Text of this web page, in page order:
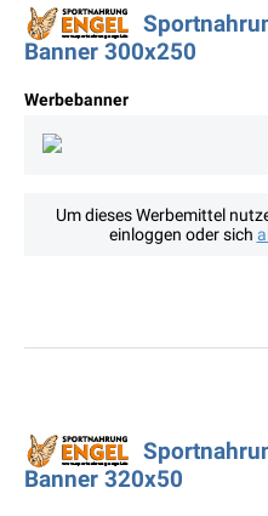
Banner 300x250
Werbebanner
Um dieses Werbemittel
einloggen oder sich
Banner 320x50